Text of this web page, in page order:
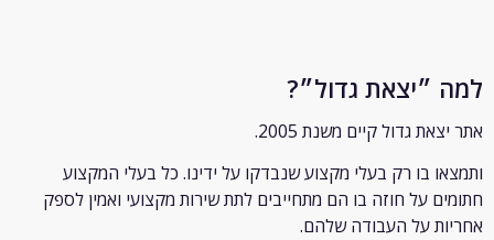
גדול״?
גדול קיים משנת 2005.
בו רקבעלי מקצוע שנבדקו על ידינו. כל בעלי המקצוע
על חוזה בו הם מתחייבים לתת שירות מקצועי ואמין לספק
על העבודה שלהם.